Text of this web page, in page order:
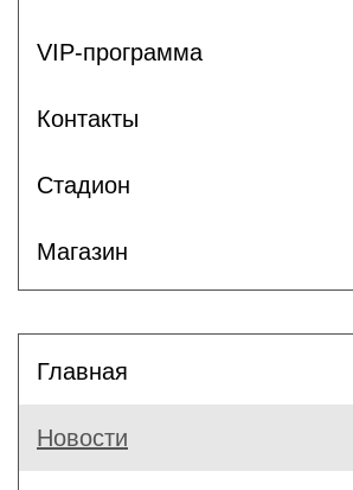
VIP-программа
Контакты
Стадион
Магазин
Главная
Новости